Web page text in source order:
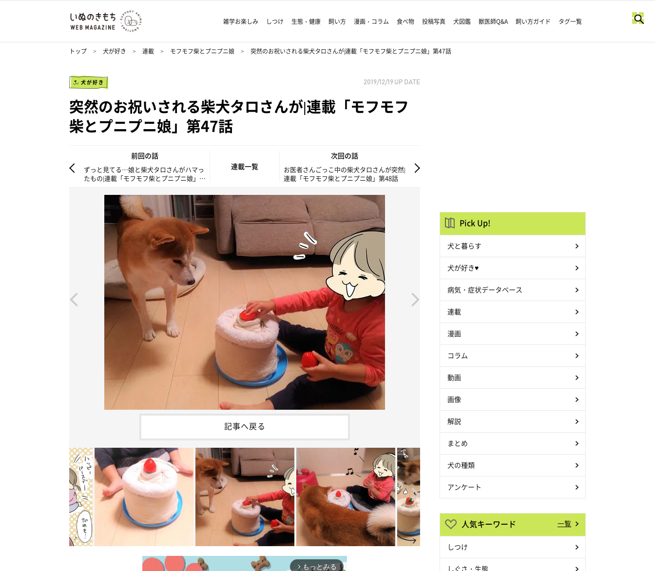
雑学お楽しみ しつけ 生態・健康 飼い方 漫画・コラム 食べ物 投稿写真 犬図鑑 獣医師Q&A 飼い方ガイド タグ一覧
トップ 犬が好き 連載 モフモフ柴とプニプニ娘 突然のお祝いされる柴犬タロさんが|連載「モフモフ柴とプニプニ娘」第47話
犬が好き 2019/12/19 UP DATE
突然のお祝いされる柴犬タロさんが|連載「モフモフ
柴とプニプニ娘」第47話
前回の話
ずっと見てる…娘と柴犬タロさんがハマっ
たもの|連載「モフモフ柴とプニプニ娘」第
連載一覧
次回の話
お医者さんごっこ中の柴犬タロさんが突然|
連載「モフモフ柴とプニプニ娘」第48話
記事へ戻る
arrow_forward_ios もっとみる
Pick Up!
犬と暮らす
犬が好き♥
病気・症状データベース
連載
漫画
コラム
動画
画像
解説
まとめ
犬の種類
アンケート
人気キーワード 一覧
しつけ
しぐさ・生態